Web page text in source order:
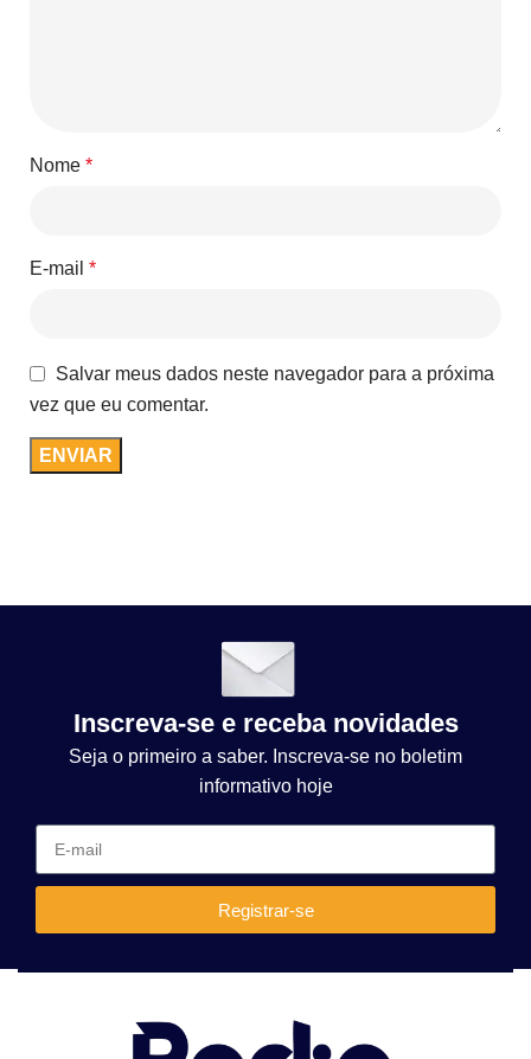
Nome *
E-mail *
Salvar meus dados neste navegador para a próxima
vez que eu comentar.
Inscreva-se e receba novidades
Seja o primeiro a saber. Inscreva-se no boletim
informativo hoje
Registrar-se